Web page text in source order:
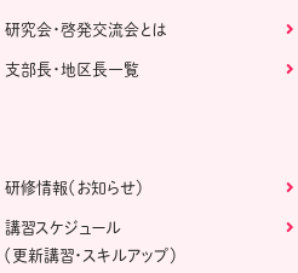
研究会・啓発交流会とは
支部長・地区長一覧
研修情報（お知らせ）
講習スケジュール
（更新講習・スキルアップ）